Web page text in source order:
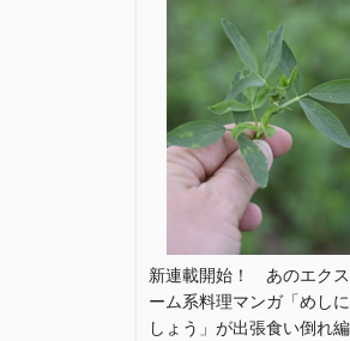
新連載開始！ あのエクス
ーム系料理マンガ「めし
しょう」が出張食い倒れ